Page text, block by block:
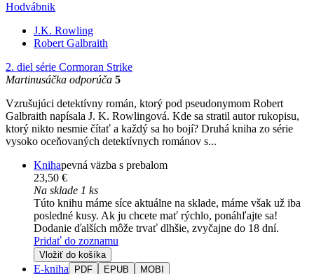
Hodvábnik
J.K. Rowling
Robert Galbraith
2. diel série Cormoran Strike
Martinusáčka odporúča 5
Vzrušujúci detektívny román, ktorý pod pseudonymom Robert
Galbraith napísala J. K. Rowlingová. Kde sa stratil autor rukopisu,
ktorý nikto nesmie čítať a každý sa ho bojí? Druhá kniha zo série
vysoko oceňovaných detektívnych románov s...
Knihapevná väzba s prebalom
23,50 €
Na sklade 1 ks
Túto knihu máme síce aktuálne na sklade, máme však už iba
posledné kusy. Ak ju chcete mať rýchlo, ponáhľajte sa!
Dodanie ďalších môže trvať dlhšie, zvyčajne do 18 dní.
Pridať do zoznamu
Vložiť do košíka
E-kniha PDF EPUB MOBI